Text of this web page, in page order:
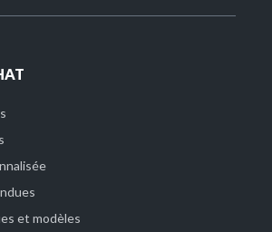
et modèles